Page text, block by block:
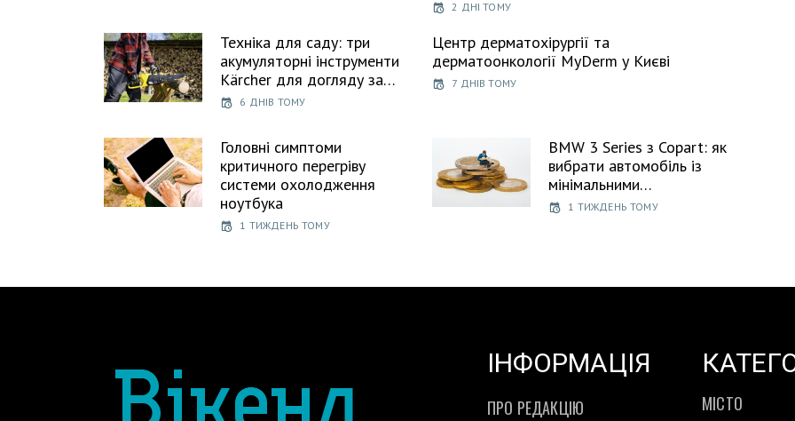
2 ДНІ ТОМУ
Техніка для саду: три
акумуляторні інструменти
Kärcher для догляду за…
6 ДНІВ ТОМУ
Центр дерматохірургії та
дерматоонкології MyDerm у Києві
7 ДНІВ ТОМУ
Головні симптоми
критичного перегріву
системи охолодження
ноутбука
1 ТИЖДЕНЬ ТОМУ
BMW 3 Series з Copart: як
вибрати автомобіль із
мінімальними…
1 ТИЖДЕНЬ ТОМУ
ІНФОРМАЦІЯ
ПРО РЕДАКЦІЮ
МІСТО